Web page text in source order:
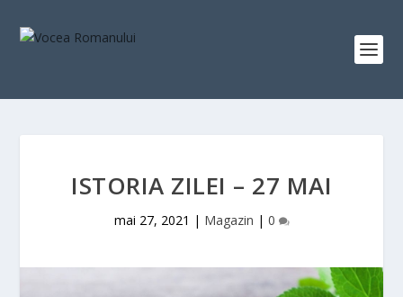
ISTORIA ZILEI – 27 MAI
mai 27, 2021 | Magazin | 0